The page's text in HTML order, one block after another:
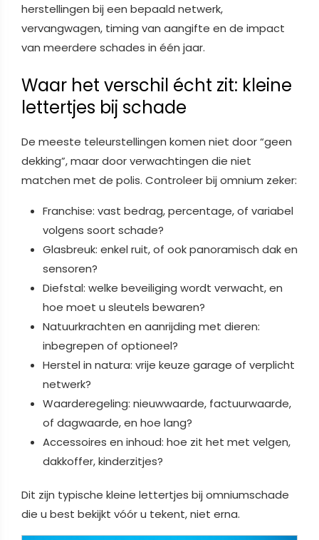
herstellingen bij een bepaald netwerk,
vervangwagen, timing van aangifte en de impact
van meerdere schades in één jaar.
Waar het verschil écht zit: kleine
lettertjes bij schade
De meeste teleurstellingen komen niet door “geen
dekking”, maar door verwachtingen die niet
matchen met de polis. Controleer bij omnium zeker:
Franchise: vast bedrag, percentage, of variabel
volgens soort schade?
Glasbreuk: enkel ruit, of ook panoramisch dak en
sensoren?
Diefstal: welke beveiliging wordt verwacht, en
hoe moet u sleutels bewaren?
Natuurkrachten en aanrijding met dieren:
inbegrepen of optioneel?
Herstel in natura: vrije keuze garage of verplicht
netwerk?
Waarderegeling: nieuwwaarde, factuurwaarde,
of dagwaarde, en hoe lang?
Accessoires en inhoud: hoe zit het met velgen,
dakkoffer, kinderzitjes?
Dit zijn typische kleine lettertjes bij omniumschade
die u best bekijkt vóór u tekent, niet erna.